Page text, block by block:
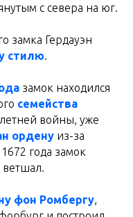
с севера на юг.
замка Гердауэн
стилю
замок находился
семейства
войны, уже
ордену из-за
года замок
фон Ромбергу